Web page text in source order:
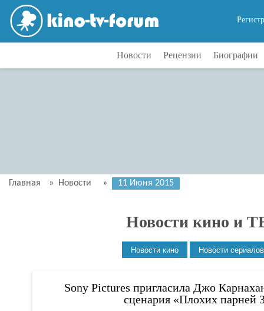
Новости Рецензии Биографии
Главная » Новости » 11 Июня 2015
Новости кино и
Sony Pictures пригласила Джо
сценария «Плохих парней